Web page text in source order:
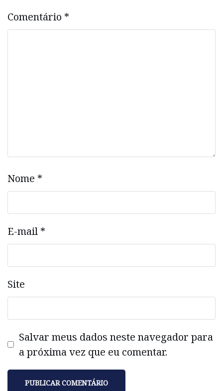
Comentário *
Nome *
E-mail *
Site
Salvar meus dados neste navegador para
a próxima vez que eu comentar.